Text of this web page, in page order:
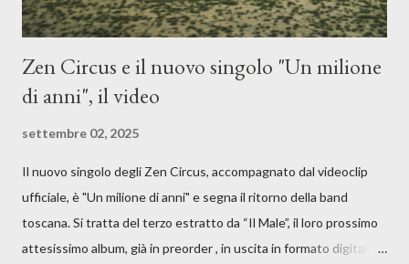
Zen Circus e il nuovo singolo "Un milione
di anni", il video
settembre 02, 2025
Il nuovo singolo degli Zen Circus, accompagnato dal videoclip
ufficiale, è "Un milione di anni" e segna il ritorno della band
toscana. Si tratta del terzo estratto da “Il Male”, il loro prossimo
attesissimo album, già in preorder , in uscita in formato digitale il